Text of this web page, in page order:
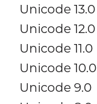
Unicode 13.0
Unicode 12.0
Unicode 11.0
Unicode 10.0
Unicode 9.0